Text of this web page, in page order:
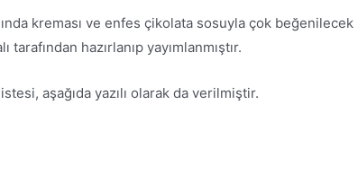
kreması ve enfes çikolata sosuyla çok beğenilecek
hazırlanıp yayımlanmıştır.
aşağıda yazılı olarak da verilmiştir.